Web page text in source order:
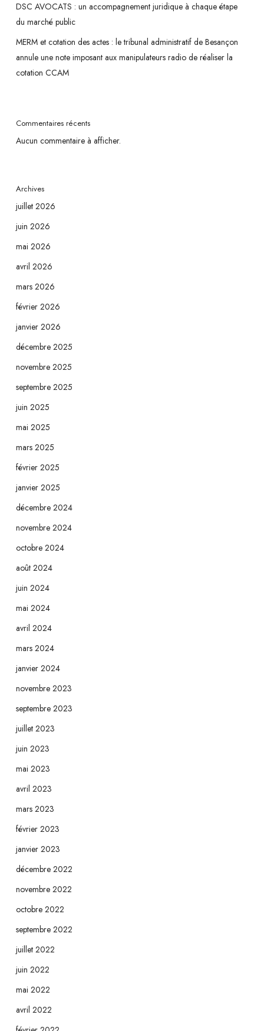
DSC AVOCATS : un accompagnement juridique à chaque étape
du marché public
MERM et cotation des actes : le tribunal administratif de Besançon
annule une note imposant aux manipulateurs radio de réaliser la
cotation CCAM
Commentaires récents
Aucun commentaire à afficher.
Archives
juillet 2026
juin 2026
mai 2026
avril 2026
mars 2026
février 2026
janvier 2026
décembre 2025
novembre 2025
septembre 2025
juin 2025
mai 2025
mars 2025
février 2025
janvier 2025
décembre 2024
novembre 2024
octobre 2024
août 2024
juin 2024
mai 2024
avril 2024
mars 2024
janvier 2024
novembre 2023
septembre 2023
juillet 2023
juin 2023
mai 2023
avril 2023
mars 2023
février 2023
janvier 2023
décembre 2022
novembre 2022
octobre 2022
septembre 2022
juillet 2022
juin 2022
mai 2022
avril 2022